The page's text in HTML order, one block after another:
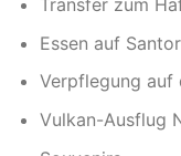
Transfer zum
Essen auf
Verpflegung auf
Vulkan-Ausflug